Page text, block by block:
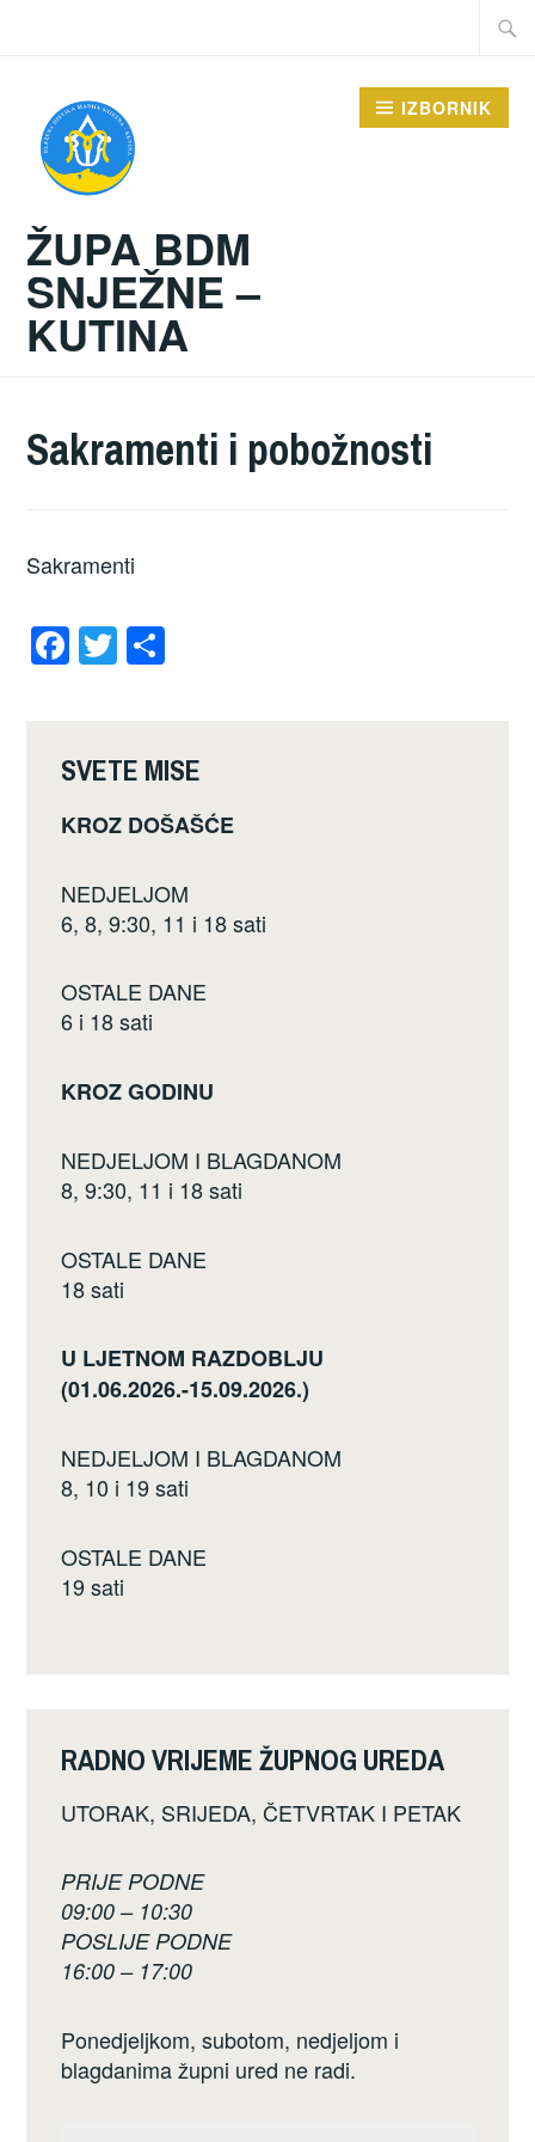
Traži:
ŽUPA BDM
SNJEŽNE –
KUTINA
IZBORNIK
Sakramenti i pobožnosti
Sakramenti
F
a
e
b
o
o
k
T
wi
er e
SVETE MISE
KROZ DOŠAŠĆE
NEDJELJOM
6, 8, 9:30, 11 i 18 sati
OSTALE DANE
6 i 18 sati
KROZ GODINU
NEDJELJOM I BLAGDANOM
8, 9:30, 11 i 18 sati
OSTALE DANE
18 sati
U LJETNOM RAZDOBLJU
(01.06.2026.-15.09.2026.)
NEDJELJOM I BLAGDANOM
8, 10 i 19 sati
OSTALE DANE
19 sati
RADNO VRIJEME ŽUPNOG UREDA
UTORAK, SRIJEDA, ČETVRTAK I PETAK
PRIJE PODNE
09:00 – 10:30
POSLIJE PODNE
16:00 – 17:00
Ponedjeljkom, subotom, nedjeljom i
blagdanima župni ured ne radi.